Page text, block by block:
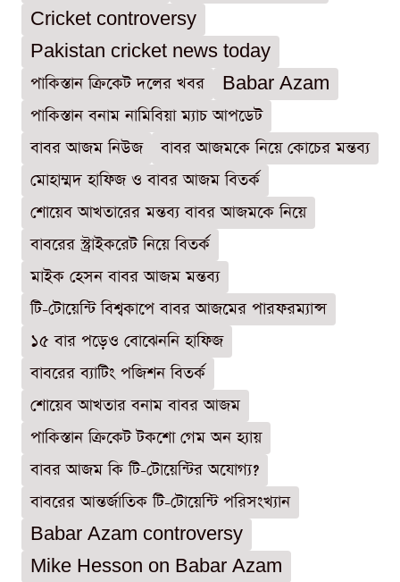
Cricket controversy
Pakistan cricket news today
পাকিস্তান ক্রিকেট দলের খবর
Babar Azam
পাকিস্তান বনাম নামিবিয়া ম্যাচ আপডেট
বাবর আজম নিউজ
বাবর আজমকে নিয়ে কোচের মন্তব্য
মোহাম্মদ হাফিজ ও বাবর আজম বিতর্ক
শোয়েব আখতারের মন্তব্য বাবর আজমকে নিয়ে
বাবরের স্ট্রাইকরেট নিয়ে বিতর্ক
মাইক হেসন বাবর আজম মন্তব্য
টি-টোয়েন্টি বিশ্বকাপে বাবর আজমের পারফরম্যান্স
১৫ বার পড়েও বোঝেননি হাফিজ
বাবরের ব্যাটিং পজিশন বিতর্ক
শোয়েব আখতার বনাম বাবর আজম
পাকিস্তান ক্রিকেট টকশো গেম অন হ্যায়
বাবর আজম কি টি-টোয়েন্টির অযোগ্য?
বাবরের আন্তর্জাতিক টি-টোয়েন্টি পরিসংখ্যান
Babar Azam controversy
Mike Hesson on Babar Azam